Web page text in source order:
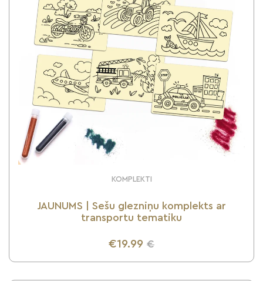
KOMPLEKTI
JAUNUMS | Sešu glezniņu komplekts ar
transportu tematiku
€19.99 €
UZZINI VAIRĀK